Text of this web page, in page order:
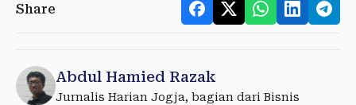
Share
Abdul Hamied Razak
Jurnalis Harian Jogja, bagian dari Bisnis